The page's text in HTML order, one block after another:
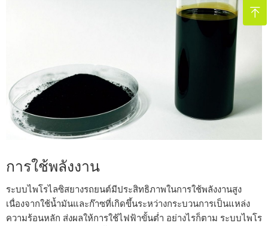
การใช้พลังงาน
ระบบไพโรไลซิสยางรถยนต์มีประสิทธิภาพในการใช้พลังงานสูง
เนื่องจากใช้น้ำมันและก๊าซที่เกิดขึ้นระหว่างกระบวนการเป็นแหล่ง
ความร้อนหลัก ส่งผลให้การใช้ไฟฟ้าขั้นต่ำ อย่างไรก็ตาม ระบบไพโร
